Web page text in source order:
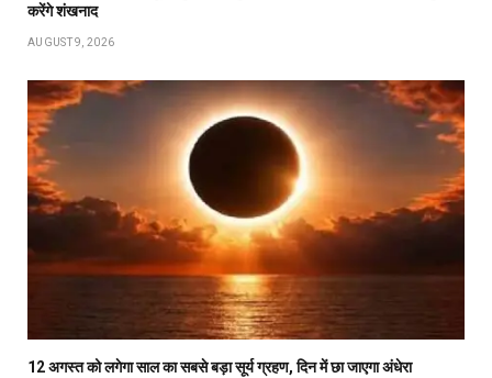
करेंगे शंखनाद
AUGUST 9, 2026
12 अगस्त को लगेगा साल का सबसे बड़ा सूर्य ग्रहण, दिन में छा जाएगा अंधेरा